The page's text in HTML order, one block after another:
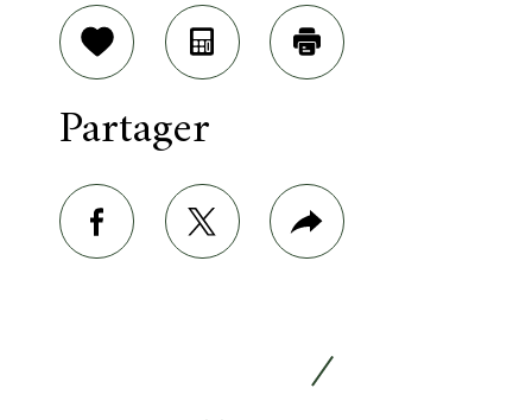
SélectionnerCalculatriceImprimer
Partager
facebooktwitter
Plus
de